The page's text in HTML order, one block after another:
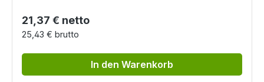
Regulärer Preis:
21,37 € netto
25,43 € brutto
In den Warenkorb